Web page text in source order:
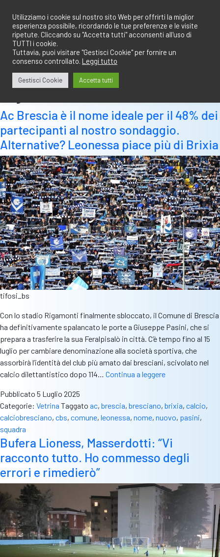
contenuto
Ac Brescia è il nome ideale per il 48% dei
partecipanti al nostro sondaggio.
Alternative? Leonessa piace più di Brixia
tifosi_bs
Con lo stadio Rigamonti finalmente sbloccato, il Comune di Brescia
ha definitivamente spalancato le porte a Giuseppe Pasini, che si
prepara a trasferire la sua Feralpisalò in città. C’è tempo fino al 15
luglio per cambiare denominazione alla società sportiva, che
assorbirà l’identità del club più amato dai bresciani, scivolato nel
calcio dilettantistico dopo 114… Continua a leggereAc
il
nome
per
il
partecipanti
nostro
sondaggio.
Alternative?
Leonessa
Pubblicato 5 Luglio 2025
Categorie: Vetrina Taggato ac, brescia, bresciano, brixia, calcio,
calciobresciano, cbs, comune, leonessa, nome, nuovo, pasini,
squadra
Bufera Lioness, Masserdotti: “Vi
racconto tutto. Ho commesso degli
errori e rimedierò”
Utilizziamo i cookie sul nostro sito Web per offrirti la miglior
esperienza possibile, ricordando le tue preferenze e le visite
ripetute. Cliccando su "Accetta tutti" acconsenti all'uso di
TUTTI i cookie.
Tuttavia, puoi visitare "Gestisci Cookie" per fornire un
consenso controllato. Leggi tutto
Gestisci Cookie Accetta tutti